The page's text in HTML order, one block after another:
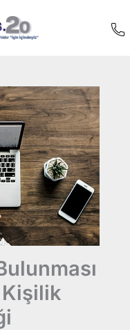
Kişilik